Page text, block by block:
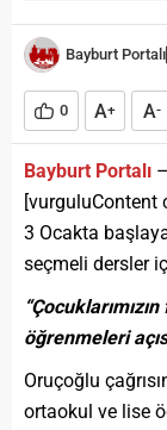
Bayburt Portalı
0 A+ A-
Bayburt Portalı
[vurguluContent
3 Ocakta
seçmeli dersler
öğrenmeleri
Oruçoğlu
ortaokul ve lise